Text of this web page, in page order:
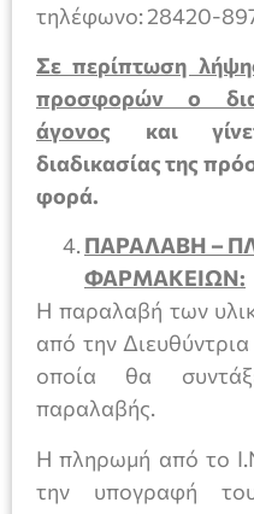
τηλέφωνο: 28420-
Σε περίπτωση
προσφορών ο
άγονος και
διαδικασίας της
φορά.
ΠΑΡΑΛΑΒΗ –
ΦΑΡΜΑΚΕΙΩΝ:
Η παραλαβή των
από την
οποία θα
παραλαβής.
Η πληρωμή από το
την υπογραφή